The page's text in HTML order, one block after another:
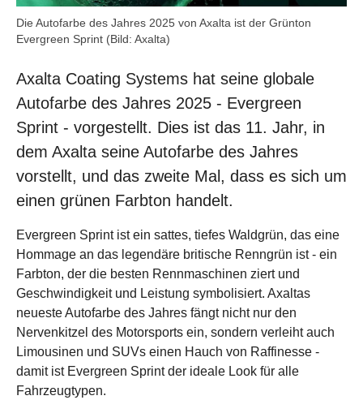
Die Autofarbe des Jahres 2025 von Axalta ist der Grünton
Evergreen Sprint (Bild: Axalta)
Axalta Coating Systems hat seine globale
Autofarbe des Jahres 2025 - Evergreen
Sprint - vorgestellt. Dies ist das 11. Jahr, in
dem Axalta seine Autofarbe des Jahres
vorstellt, und das zweite Mal, dass es sich um
einen grünen Farbton handelt.
Evergreen Sprint ist ein sattes, tiefes Waldgrün, das eine
Hommage an das legendäre britische Renngrün ist - ein
Farbton, der die besten Rennmaschinen ziert und
Geschwindigkeit und Leistung symbolisiert. Axaltas
neueste Autofarbe des Jahres fängt nicht nur den
Nervenkitzel des Motorsports ein, sondern verleiht auch
Limousinen und SUVs einen Hauch von Raffinesse -
damit ist Evergreen Sprint der ideale Look für alle
Fahrzeugtypen.